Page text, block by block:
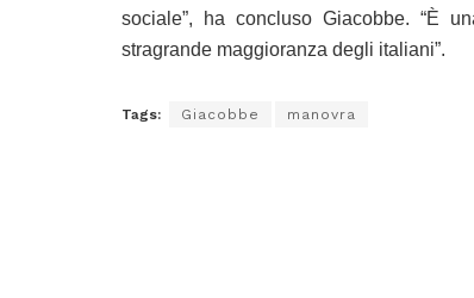
sociale”, ha concluso Giacobbe. “È
stragrande maggioranza degli italiani”.
Tags: Giacobbe manovra